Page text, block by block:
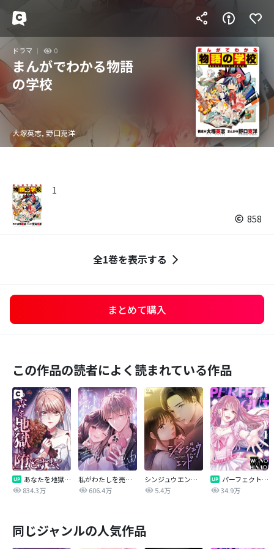
ドラマ 0
まんがでわかる物語
の学校
大塚英志, 野口克洋
1
858
全1巻を表示する
まとめて購入
この作品の読者によく読まれている作品
あなたを地獄に堕とすまで
834.3万
私がわたしを売る理由
606.4万
シンジュウエンド【タテヨミ】
5.4万
パーフェクトグリッター
34.9万
同じジャンルの人気作品